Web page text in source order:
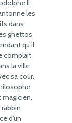
II
les
dans
ghettos
qu’il
complait
la ville
sa cour.
magicien,
rabbin
d’un